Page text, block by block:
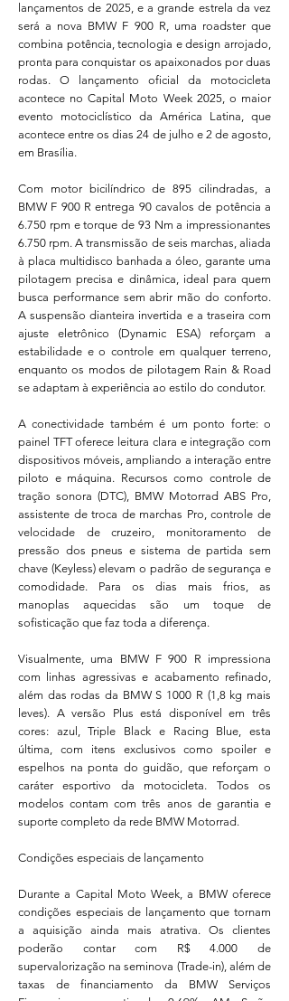
lançamentos de 2025, e a grande estrela da vez
será a nova BMW F 900 R, uma roadster que
combina potência, tecnologia e design arrojado,
pronta para conquistar os apaixonados por duas
rodas. O lançamento oficial da motocicleta
acontece no Capital Moto Week 2025, o maior
evento motociclístico da América Latina, que
acontece entre os dias 24 de julho e 2 de agosto,
em Brasília.
Com motor bicilíndrico de 895 cilindradas, a
BMW F 900 R entrega 90 cavalos de potência a
6.750 rpm e torque de 93 Nm a impressionantes
6.750 rpm. A transmissão de seis marchas, aliada
à placa multidisco banhada a óleo, garante uma
pilotagem precisa e dinâmica, ideal para quem
busca performance sem abrir mão do conforto.
A suspensão dianteira invertida e a traseira com
ajuste eletrônico (Dynamic ESA) reforçam a
estabilidade e o controle em qualquer terreno,
enquanto os modos de pilotagem Rain & Road
se adaptam à experiência ao estilo do condutor.
A conectividade também é um ponto forte: o
painel TFT oferece leitura clara e integração com
dispositivos móveis, ampliando a interação entre
piloto e máquina. Recursos como controle de
tração sonora (DTC), BMW Motorrad ABS Pro,
assistente de troca de marchas Pro, controle de
velocidade de cruzeiro, monitoramento de
pressão dos pneus e sistema de partida sem
chave (Keyless) elevam o padrão de segurança e
comodidade. Para os dias mais frios, as
manoplas aquecidas são um toque de
sofisticação que faz toda a diferença.
Visualmente, uma BMW F 900 R impressiona
com linhas agressivas e acabamento refinado,
além das rodas da BMW S 1000 R (1,8 kg mais
leves). A versão Plus está disponível em três
cores: azul, Triple Black e Racing Blue, esta
última, com itens exclusivos como spoiler e
espelhos na ponta do guidão, que reforçam o
caráter esportivo da motocicleta. Todos os
modelos contam com três anos de garantia e
suporte completo da rede BMW Motorrad.
Condições especiais de lançamento
Durante a Capital Moto Week, a BMW oferece
condições especiais de lançamento que tornam
a aquisição ainda mais atrativa. Os clientes
poderão contar com R$ 4.000 de
supervalorização na seminova (Trade-in), além de
taxas de financiamento da BMW Serviços